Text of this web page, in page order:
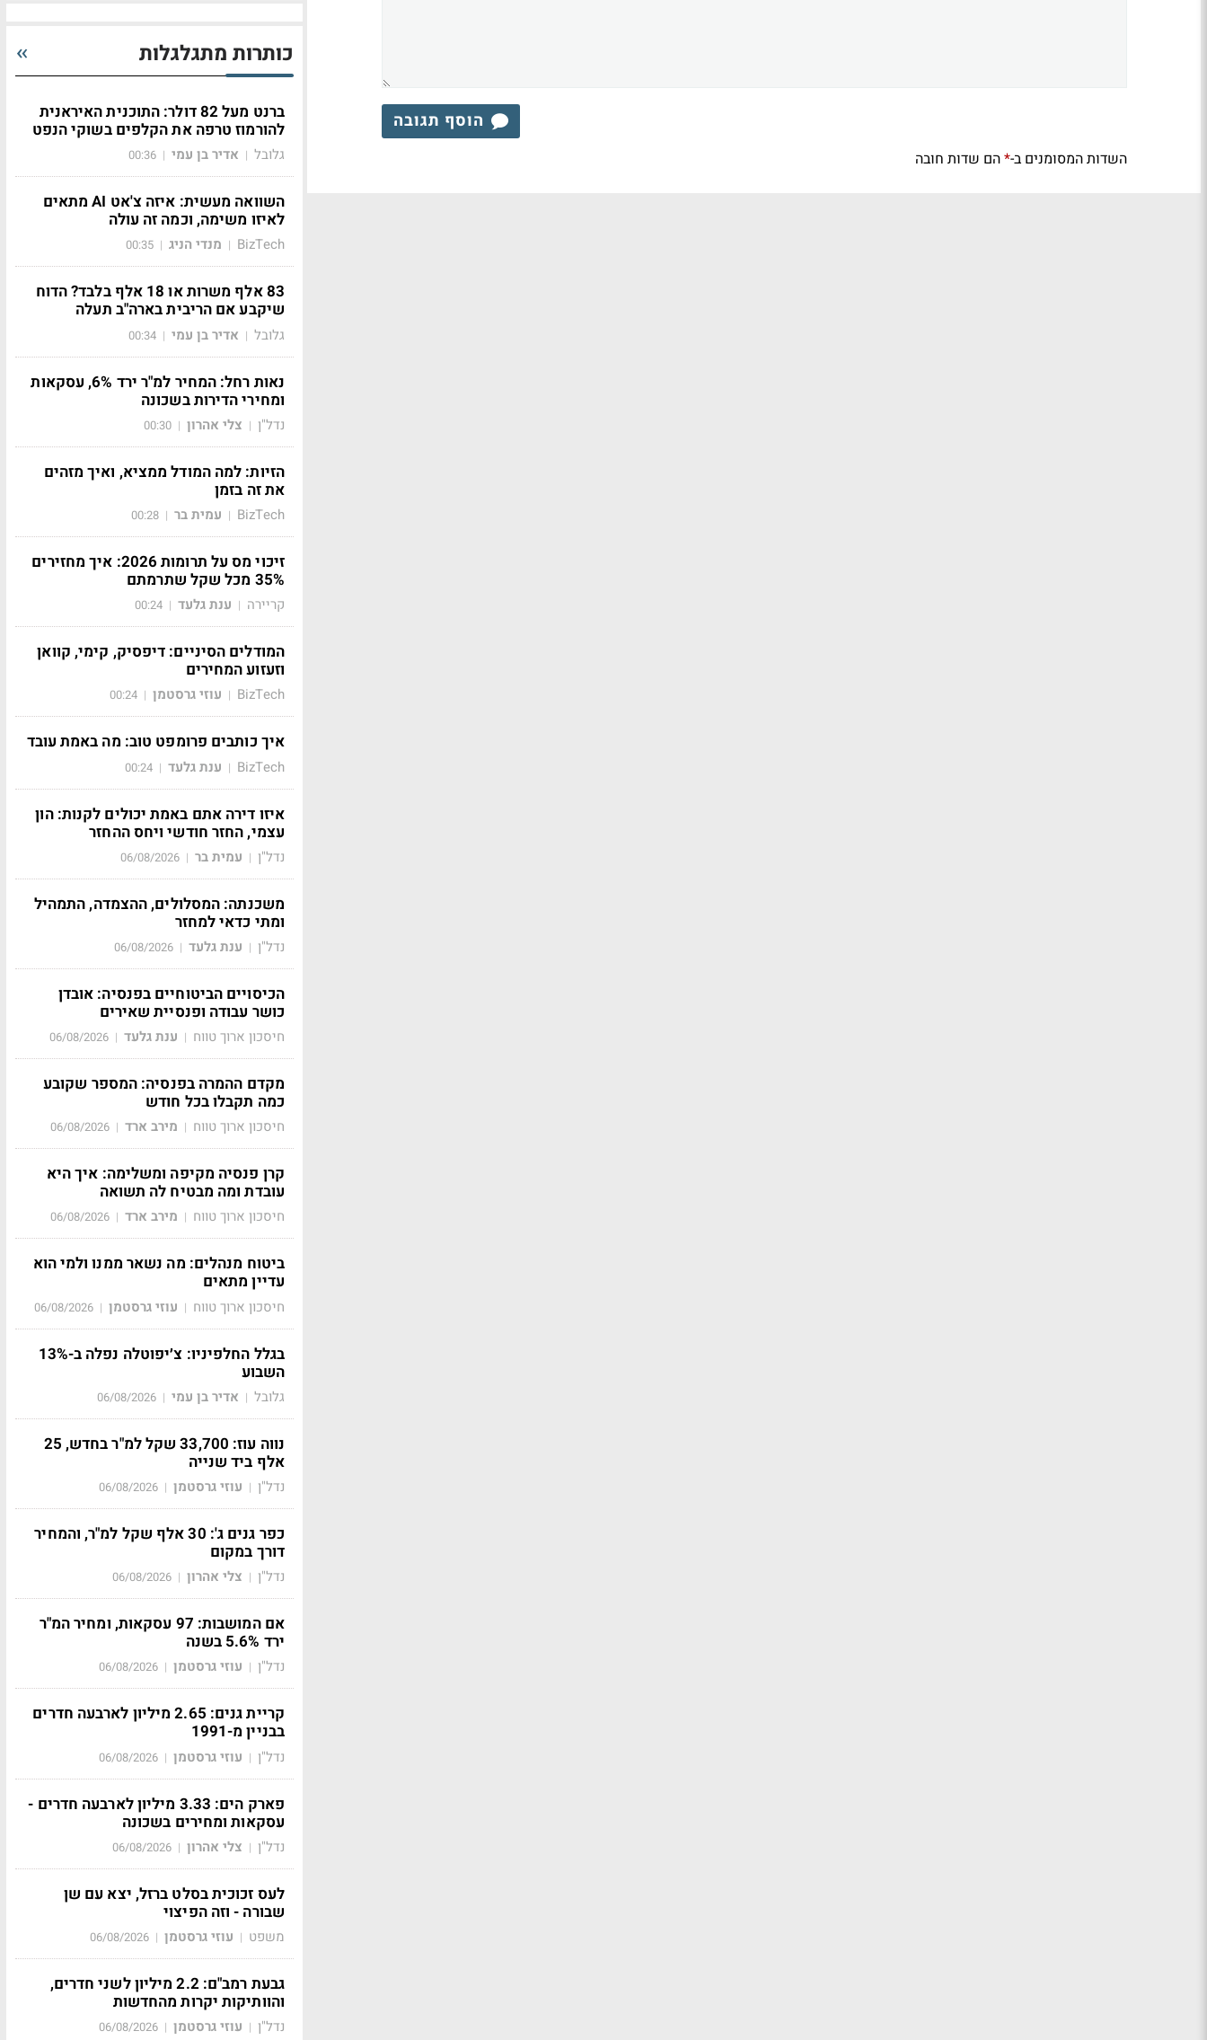
הוסף תגובה
השדות המסומנים ב-*הם שדות חובה
כותרות מתגלגלות
ברנט מעל 82 דולר: התוכנית האיראנית
להורמוז טרפה את הקלפים בשוקי הנפט
גלובל | אדיר בן עמי |
00:36
השוואה מעשית: איזה צ'אט AI מתאים
לאיזו משימה, וכמה זה עולה
BizTech
| מנדי הניג |
00:35
83 אלף משרות או 18 אלף בלבד? הדוח
שיקבע אם הריבית בארה"ב תעלה
גלובל | אדיר בן עמי |
00:34
נאות רחל: המחיר למ"ר ירד 6%, עסקאות
ומחירי הדירות בשכונה
נדל"ן | צלי אהרון |
00:30
הזיות: למה המודל ממציא, ואיך מזהים
את זה בזמן
BizTech
| עמית בר |
00:28
זיכוי מס על תרומות 2026: איך מחזירים
35% מכל שקל שתרמתם
קריירה | ענת גלעד |
00:24
המודלים הסיניים: דיפסיק, קימי, קוואן
וזעזוע המחירים
BizTech
| עוזי גרסטמן |
00:24
איך כותבים פרומפט טוב: מה באמת עובד
BizTech
| ענת גלעד |
00:24
איזו דירה אתם באמת יכולים לקנות: הון
עצמי, החזר חודשי ויחס ההחזר
נדל"ן | עמית בר |
06/08/2026
משכנתה: המסלולים, ההצמדה, התמהיל
ומתי כדאי למחזר
נדל"ן | ענת גלעד |
06/08/2026
הכיסויים הביטוחיים בפנסיה: אובדן
כושר עבודה ופנסיית שאירים
חיסכון ארוך טווח | ענת גלעד |
06/08/2026
מקדם ההמרה בפנסיה: המספר שקובע
כמה תקבלו בכל חודש
חיסכון ארוך טווח | מירב ארד |
06/08/2026
קרן פנסיה מקיפה ומשלימה: איך היא
עובדת ומה מבטיח לה תשואה
חיסכון ארוך טווח | מירב ארד |
06/08/2026
ביטוח מנהלים: מה נשאר ממנו ולמי הוא
עדיין מתאים
חיסכון ארוך טווח | עוזי גרסטמן |
06/08/2026
בגלל החלפיניו: צ׳יפוטלה נפלה ב-13%
השבוע
גלובל | אדיר בן עמי |
06/08/2026
נווה עוז: 33,700 שקל למ"ר בחדש, 25
אלף ביד שנייה
נדל"ן | עוזי גרסטמן |
06/08/2026
כפר גנים ג': 30 אלף שקל למ"ר, והמחיר
דורך במקום
נדל"ן | צלי אהרון |
06/08/2026
אם המושבות: 97 עסקאות, ומחיר המ"ר
ירד 5.6% בשנה
נדל"ן | עוזי גרסטמן |
06/08/2026
קריית גנים: 2.65 מיליון לארבעה חדרים
בבניין מ-1991
נדל"ן | עוזי גרסטמן |
06/08/2026
פארק הים: 3.33 מיליון לארבעה חדרים -
עסקאות ומחירים בשכונה
נדל"ן | צלי אהרון |
06/08/2026
לעס זכוכית בסלט ברזל, יצא עם שן
שבורה - וזה הפיצוי
משפט | עוזי גרסטמן |
06/08/2026
גבעת רמב"ם: 2.2 מיליון לשני חדרים,
והוותיקות יקרות מהחדשות
נדל"ן | עוזי גרסטמן |
06/08/2026